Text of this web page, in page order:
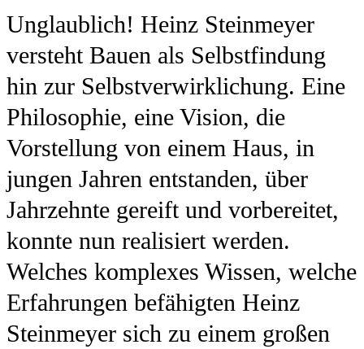
Unglaublich! Heinz Steinmeyer
versteht Bauen als Selbstfindung
hin zur Selbstverwirklichung. Eine
Philosophie, eine Vision, die
Vorstellung von einem Haus, in
jungen Jahren entstanden, über
Jahrzehnte gereift und vorbereitet,
konnte nun realisiert werden.
Welches komplexes Wissen, welche
Erfahrungen befähigten Heinz
Steinmeyer sich zu einem großen